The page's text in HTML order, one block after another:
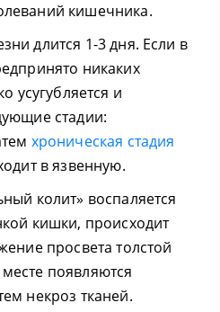
кишечника.
длится 1-3 дня. Если в
никаких
усугубляется и
стадии:
хроническая стадия
в язвенную.
колит» воспаляется
кишки, происходит
просвета толстой
появляются
некроз тканей.